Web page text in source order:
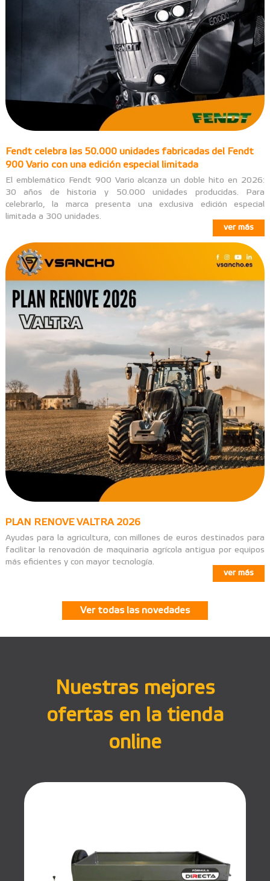
Fendt celebra las 50.000 unidades fabricadas del Fendt
900 Vario con una edición especial limitada
El emblemático Fendt 900 Vario alcanza un doble hito en 2026:
30 años de historia y 50.000 unidades producidas. Para
celebrarlo, la marca presenta una exclusiva edición especial
limitada a 300 unidades.
ver más
PLAN RENOVE VALTRA 2026
Ayudas para la agricultura, con millones de euros destinados para
facilitar la renovación de maquinaria agrícola antigua por equipos
más eficientes y con mayor tecnología.
ver más
Ver todas las novedades
Nuestras mejores
ofertas en la tienda
online